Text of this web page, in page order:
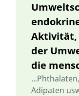
Aktivität,
der
die
Adipaten